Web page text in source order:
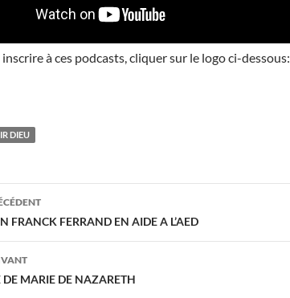
à ces podcasts, cliquer sur le logo ci-dessous:
DIEU
FRANCK FERRAND EN AIDE A L’AED
MARIE DE NAZARETH